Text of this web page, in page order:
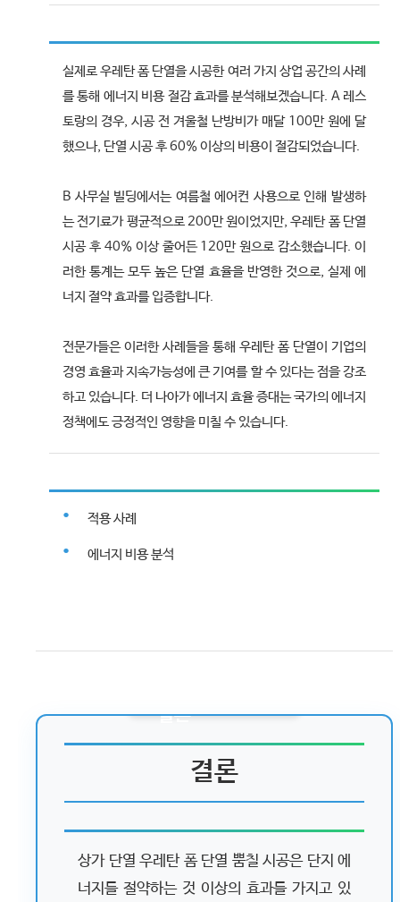
실제로 우레탄 폼 단열을 시공한 여러 가지 상업 공간의 사례
를 통해 에너지 비용 절감 효과를 분석해보겠습니다. A 레스
토랑의 경우, 시공 전 겨울철 난방비가 매달 100만 원에 달
했으나, 단열 시공 후 60% 이상의 비용이 절감되었습니다.
B 사무실 빌딩에서는 여름철 에어컨 사용으로 인해 발생하
는 전기료가 평균적으로 200만 원이었지만, 우레탄 폼 단열
시공 후 40% 이상 줄어든 120만 원으로 감소했습니다. 이
러한 통계는 모두 높은 단열 효율을 반영한 것으로, 실제 에
너지 절약 효과를 입증합니다.
전문가들은 이러한 사례들을 통해 우레탄 폼 단열이 기업의
경영 효율과 지속가능성에 큰 기여를 할 수 있다는 점을 강조
하고 있습니다. 더 나아가 에너지 효율 증대는 국가의 에너지
정책에도 긍정적인 영향을 미칠 수 있습니다.
적용 사례
에너지 비용 분석
결론
상가 단열 우레탄 폼 단열 뿜칠 시공은 단지 에
너지를 절약하는 것 이상의 효과를 가지고 있